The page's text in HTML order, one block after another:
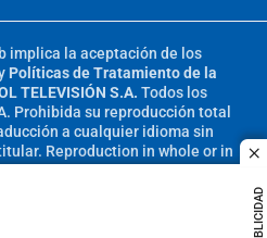
PUBLICIDAD
implica la aceptación de los
Políticas de Tratamiento de la
TELEVISIÓN S.A. Todos los
Prohibida su reproducción total
a cualquier idioma sin
Reproduction in whole or in